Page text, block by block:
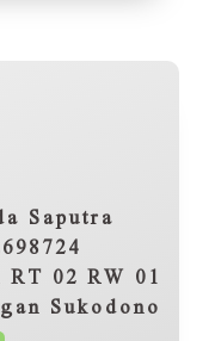
Saputra
02 RW 01
Sukodono